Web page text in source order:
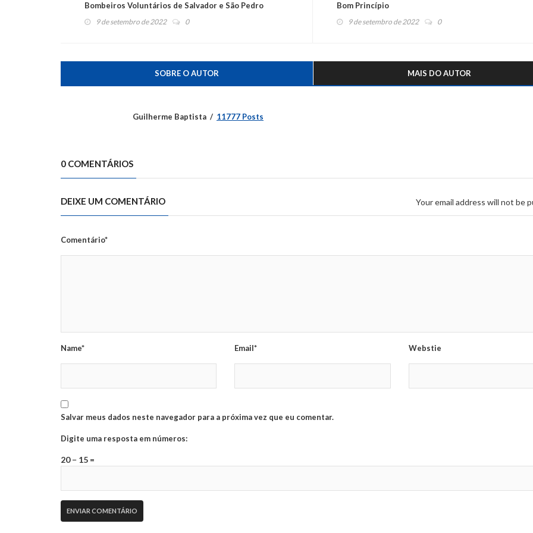
Bombeiros Voluntários de Salvador e São Pedro
9 de setembro de 2022 0
Bom Princípio
9 de setembro de 2022 0
SOBRE O AUTOR MAIS DO AUTOR
Guilherme Baptista 11777 Posts
0 COMENTÁRIOS
DEIXE UM COMENTÁRIO Your email address will not be
Comentário*
Name* Email* Webstie
Salvar meus dados neste navegador para a próxima vez que eu comentar.
Digite uma resposta em números:
20 − 15 =